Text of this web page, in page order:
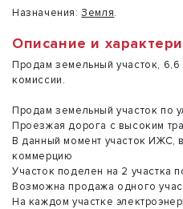
Назначения: Земля.
Описание и
Продам земельный участок,
комиссии.
Продам земельный участок по
Проезжая дорога с высоким
В данный момент участок ИЖС,
коммерцию
Участок поделен на 2 участка
Возможна продажа одного
На каждом участке